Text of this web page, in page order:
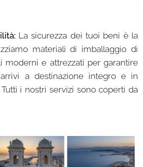
La sicurezza dei tuoi beni è la
materiali di imballaggio di
moderni e attrezzati per garantire
a destinazione integro e in
i nostri servizi sono coperti da